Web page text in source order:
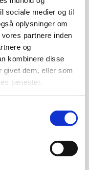
sociale medier og til
oplysninger om
partnere inden
og
kombinere disse
givet dem, eller som
tjenester.
DKK